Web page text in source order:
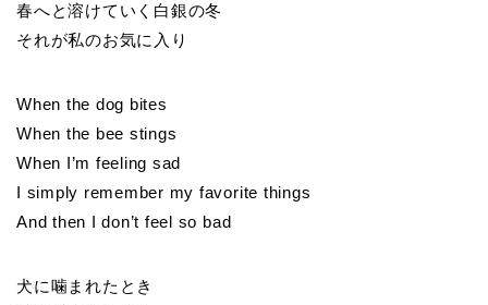
春へと溶けていく白銀の冬
それが私のお気に入り
When the dog bites
When the bee stings
When I’m feeling sad
I simply remember my favorite things
And then I don’t feel so bad
犬に噛まれたとき